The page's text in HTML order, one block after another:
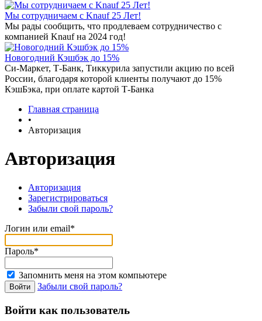
Мы сотрудничаем с Knauf 25 Лет!
Мы рады сообщить, что продлеваем сотрудничество с
компанией Knauf на 2024 год!
Новогодний Кэшбэк до 15%
Си-Маркет, Т-Банк, Тиккурила запустили акцию по всей
России, благодаря которой клиенты получают до 15%
КэшБэка, при оплате картой Т-Банка
Главная страница
•
Авторизация
Авторизация
Авторизация
Зарегистрироваться
Забыли свой пароль?
Логин или email*
Пароль*
Запомнить меня на этом компьютере
Забыли свой пароль?
Войти как пользователь